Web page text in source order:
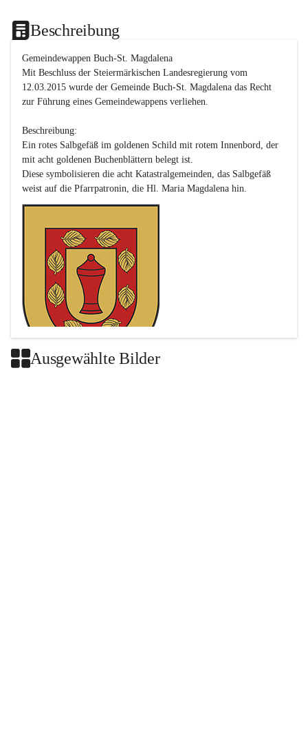
Beschreibung
Gemeindewappen Buch-St. Magdalena
Mit Beschluss der Steiermärkischen Landesregierung vom
12.03.2015 wurde der Gemeinde Buch-St. Magdalena das Recht
zur Führung eines Gemeindewappens verliehen.
Beschreibung:
Ein rotes Salbgefäß im goldenen Schild mit rotem Innenbord, der
mit acht goldenen Buchenblättern belegt ist.
Diese symbolisieren die acht Katastralgemeinden, das Salbgefäß
Ausgewählte Bilder